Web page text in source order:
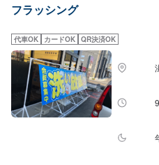
フラッシング
代車OK カードOK QR決済OK